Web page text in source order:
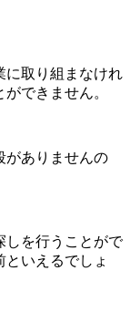
に取り組まなけれ
できません。
がありませんの
しを行うことがで
いえるでしょ